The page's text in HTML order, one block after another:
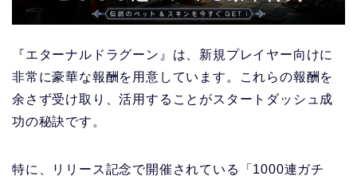
『エターナルドラグーン』は、新規プレイヤー向けに
非常に豪華な報酬を用意しています。これらの報酬を
余さず受け取り、活用することがスタートダッシュ成
功の秘訣です。
特に、リリース記念で開催されている「1000連ガチ